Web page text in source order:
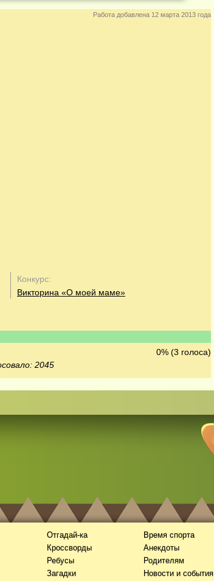
Работа добавлена 12 марта 2013 года
Конкурс:
Викторина «О моей маме»
0% (3 голоса)
2045
Отгадай-ка
Кроссворды
Ребусы
Загадки
Время спорта
Анекдоты
Родителям
Новости и события